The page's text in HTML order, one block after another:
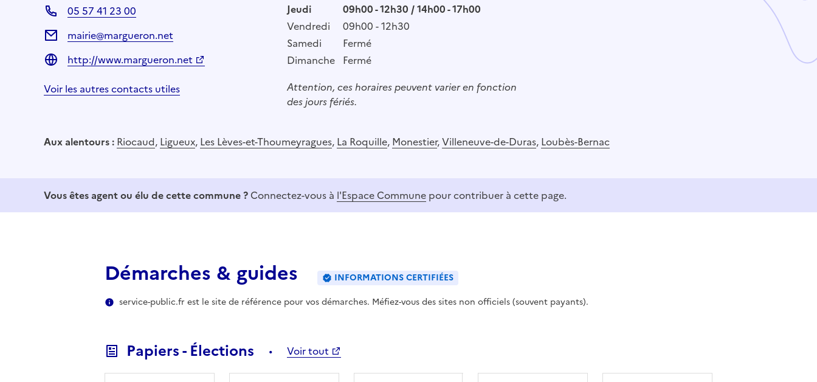
05 57 41 23 00
mairie@margueron.net
http://www.margueron.net
Voir les autres contacts utiles
Jeudi
09h00 - 12h30 / 14h00 - 17h00
Vendredi
09h00 - 12h30
Samedi
Fermé
Dimanche Fermé
Attention, ces horaires peuvent varier en fonction
des jours fériés.
Aux alentours : Riocaud, Ligueux, Les Lèves-et-Thoumeyragues, La Roquille, Monestier,Villeneuve-de-Duras, Loubès-Bernac
Vous êtes agent ou élu de cette commune ? Connectez-vous à l'Espace Commune pour contribuer à cette page.
Démarches & guides
INFORMATIONS CERTIFIÉES
service-public.fr est le site de référence pour vos démarches. Méfiez-vous des sites non officiels (souvent payants).
Papiers - Élections Voir tout